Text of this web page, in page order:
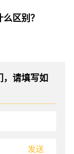
区别？
，请填写如
发送